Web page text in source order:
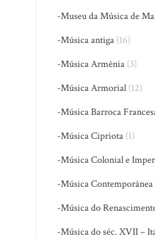
-Museu da Música de
-Música antiga (16)
-Música Armênia (3)
-Música Armorial (12)
-Música Barroca
-Música Cipriota (1)
-Música Colonial e
-Música Contemporânea
-Música do
-Música do séc. XVII –